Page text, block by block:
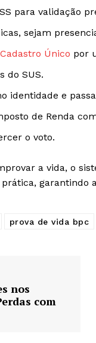
para validação
sejam
Cadastro Único por
do SUS.
identidade e
de Renda
o voto.
a vida, o
prova de vida bpc
nos
com